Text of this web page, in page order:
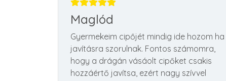
Maglód
Gyermekeim cipőjét mindig ide hozom ha
javításra szorulnak. Fontos számomra,
hogy a drágán vásáolt cipőket csakis
hozzáértő javítsa, ezért nagy szívvel